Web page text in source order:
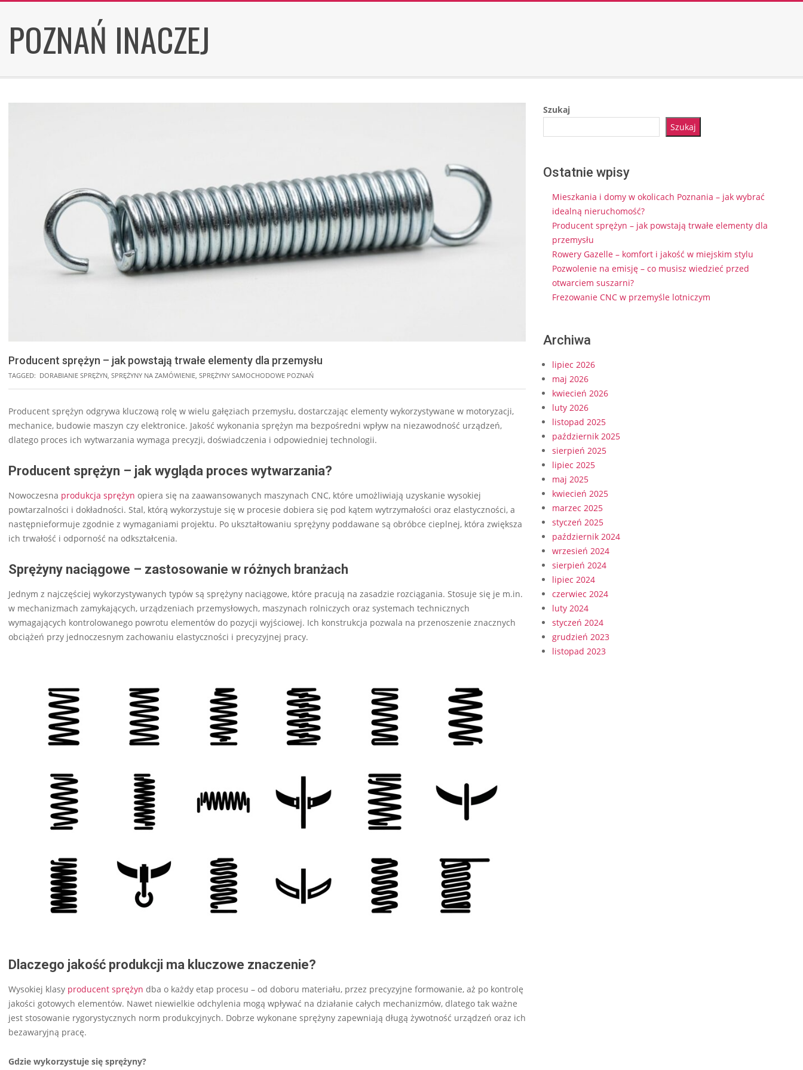
content
POZNAŃ INACZEJ
Producent sprężyn – jak powstają trwałe elementy dla przemysłu
TAGGED: DORABIANIE SPRĘŻYN, SPRĘŻYNY NA ZAMÓWIENIE, SPRĘŻYNY SAMOCHODOWE POZNAŃ
Producent sprężyn odgrywa kluczową rolę w wielu gałęziach przemysłu, dostarczając elementy wykorzystywane w motoryzacji,
mechanice, budowie maszyn czy elektronice. Jakość wykonania sprężyn ma bezpośredni wpływ na niezawodność urządzeń,
dlatego proces ich wytwarzania wymaga precyzji, doświadczenia i odpowiedniej technologii.
Producent sprężyn – jak wygląda proces wytwarzania?
Nowoczesna produkcja sprężyn opiera się na zaawansowanych maszynach CNC, które umożliwiają uzyskanie wysokiej
powtarzalności i dokładności. Stal, którą wykorzystuje się w procesie dobiera się pod kątem wytrzymałości oraz elastyczności, a
następnieformuje zgodnie z wymaganiami projektu. Po ukształtowaniu sprężyny poddawane są obróbce cieplnej, która zwiększa
ich trwałość i odporność na odkształcenia.
Sprężyny naciągowe – zastosowanie w różnych branżach
Jednym z najczęściej wykorzystywanych typów są sprężyny naciągowe, które pracują na zasadzie rozciągania. Stosuje się je m.in.
w mechanizmach zamykających, urządzeniach przemysłowych, maszynach rolniczych oraz systemach technicznych
wymagających kontrolowanego powrotu elementów do pozycji wyjściowej. Ich konstrukcja pozwala na przenoszenie znacznych
obciążeń przy jednoczesnym zachowaniu elastyczności i precyzyjnej pracy.
Dlaczego jakość produkcji ma kluczowe znaczenie?
Wysokiej klasy producent sprężyn dba o każdy etap procesu – od doboru materiału, przez precyzyjne formowanie, aż po kontrolę
jakości gotowych elementów. Nawet niewielkie odchylenia mogą wpływać na działanie całych mechanizmów, dlatego tak ważne
jest stosowanie rygorystycznych norm produkcyjnych. Dobrze wykonane sprężyny zapewniają długą żywotność urządzeń oraz ich
bezawaryjną pracę.
Gdzie wykorzystuje się sprężyny?
Szukaj
Szukaj
Ostatnie wpisy
Mieszkania i domy w okolicach Poznania – jak wybrać
idealną nieruchomość?
Producent sprężyn – jak powstają trwałe elementy dla
przemysłu
Rowery Gazelle – komfort i jakość w miejskim stylu
Pozwolenie na emisję – co musisz wiedzieć przed
otwarciem suszarni?
Frezowanie CNC w przemyśle lotniczym
Archiwa
lipiec 2026
maj 2026
kwiecień 2026
luty 2026
listopad 2025
październik 2025
sierpień 2025
lipiec 2025
maj 2025
kwiecień 2025
marzec 2025
styczeń 2025
październik 2024
wrzesień 2024
sierpień 2024
lipiec 2024
czerwiec 2024
luty 2024
styczeń 2024
grudzień 2023
listopad 2023